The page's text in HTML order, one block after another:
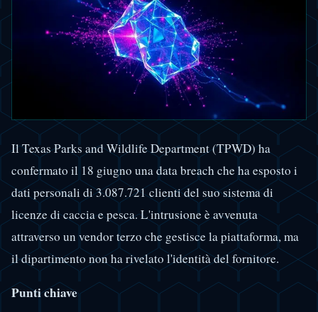
Il Texas Parks and Wildlife Department (TPWD) ha
confermato il 18 giugno una data breach che ha esposto i
dati personali di 3.087.721 clienti del suo sistema di
licenze di caccia e pesca. L'intrusione è avvenuta
attraverso un vendor terzo che gestisce la piattaforma, ma
il dipartimento non ha rivelato l'identità del fornitore.
Punti chiave